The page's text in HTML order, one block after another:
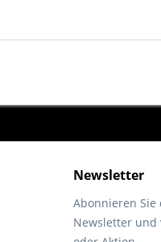
Newsletter
Abonnieren Sie
Newsletter und